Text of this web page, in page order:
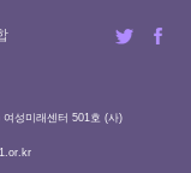
성미래센터 501호 (사)